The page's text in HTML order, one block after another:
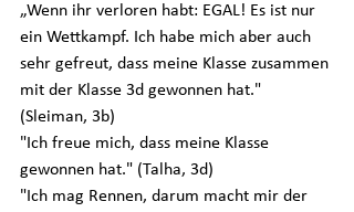
„Wenn ihr verloren habt: EGAL! Es ist nur
ein Wettkampf. Ich habe mich aber auch
sehr gefreut, dass meine Klasse zusammen
mit der Klasse 3d gewonnen hat."
(Sleiman, 3b)
"Ich freue mich, dass meine Klasse
gewonnen hat." (Talha, 3d)
"Ich mag Rennen, darum macht mir der